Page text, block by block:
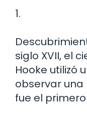
1.
siglo XVII, el
Hooke utilizó
observar
fue el